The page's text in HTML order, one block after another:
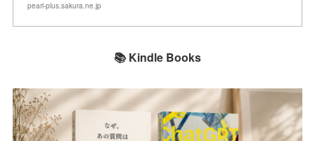
pearl-plus.sakura.ne.jp
📚 Kindle Books